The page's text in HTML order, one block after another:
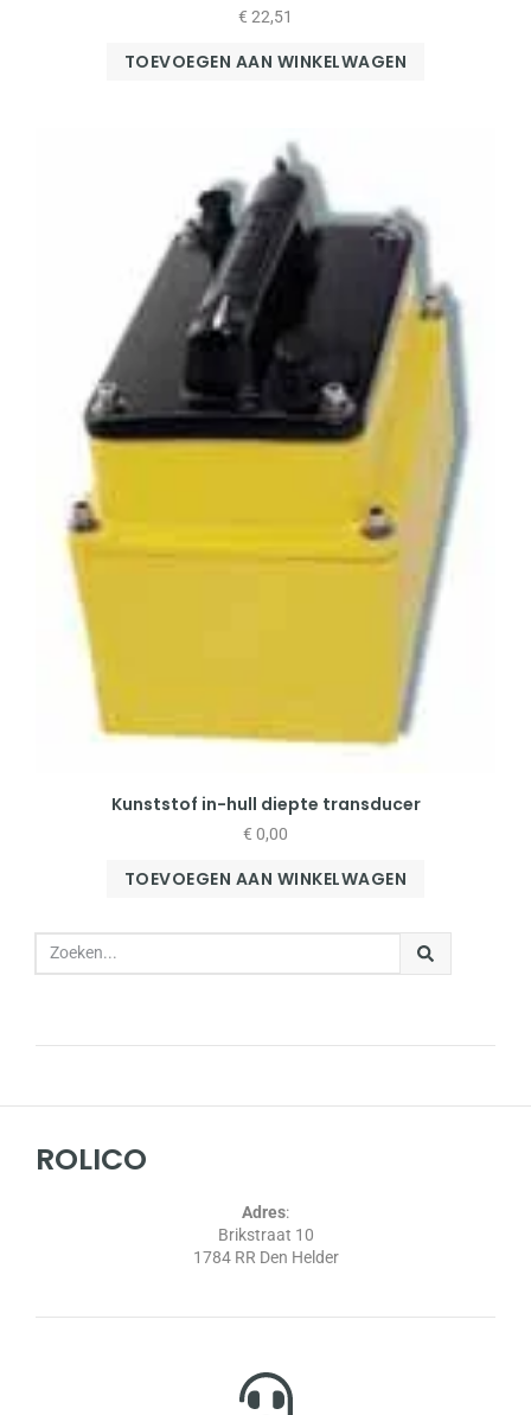
€ 22,51
TOEVOEGEN AAN WINKELWAGEN
Kunststof in-hull diepte transducer
€ 0,00
TOEVOEGEN AAN WINKELWAGEN
ROLICO
Adres:
Brikstraat 10
1784 RR Den Helder